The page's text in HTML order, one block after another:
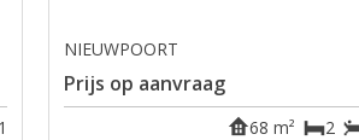
1
NIEUWPOORT
Prijs op aanvraag
2
68 m²